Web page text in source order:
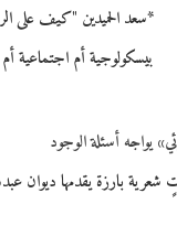
*سعد الحميدين "كيف على
بيسكولوجية أم اجتماعية
يواجه أسئلة الوجود
شعرية بارزة يقدمها ديوان